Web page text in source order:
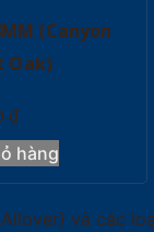
(Canyon
Oak)
₫
hàng
và các